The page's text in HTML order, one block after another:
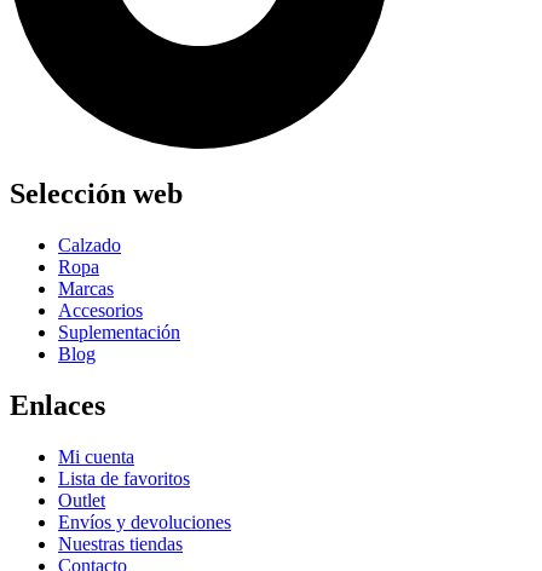
Selección web
Calzado
Ropa
Marcas
Accesorios
Suplementación
Blog
Enlaces
Mi cuenta
Lista de favoritos
Outlet
Envíos y devoluciones
Nuestras tiendas
Contacto